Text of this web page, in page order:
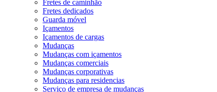
Fretes de caminhão
Fretes dedicados
Guarda móvel
Içamentos
Içamentos de cargas
Mudanças
Mudanças com içamentos
Mudanças comerciais
Mudanças corporativas
Mudanças para residencias
Serviço de empresa de mudanças